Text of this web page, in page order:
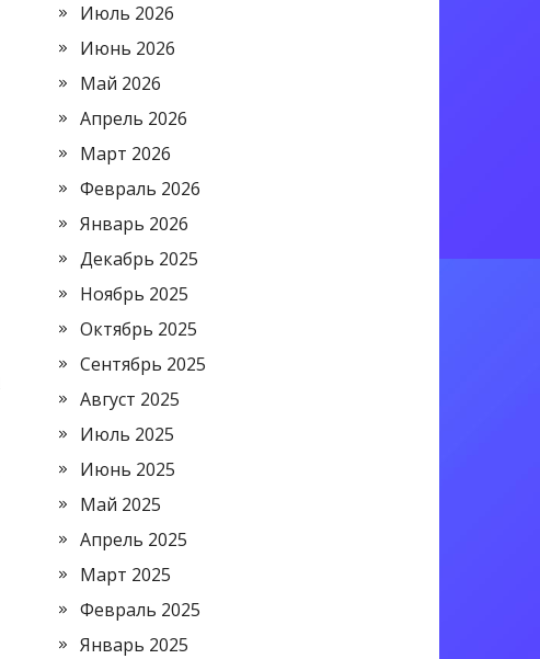
Июль 2026
Июнь 2026
Май 2026
Апрель 2026
Март 2026
Февраль 2026
Январь 2026
Декабрь 2025
Ноябрь 2025
Октябрь 2025
Сентябрь 2025
Август 2025
Июль 2025
Июнь 2025
Май 2025
Апрель 2025
Март 2025
Февраль 2025
Январь 2025